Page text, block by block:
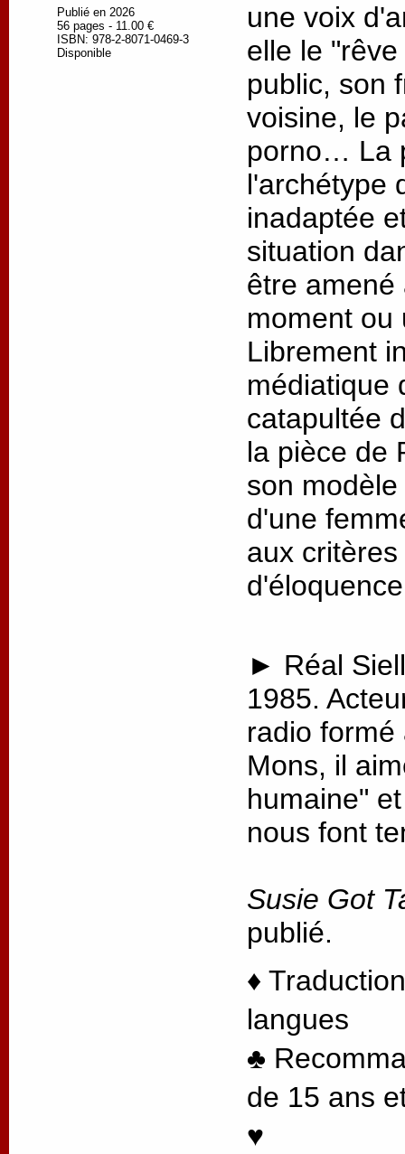
Publié en 2026
56 pages - 11.00 €
ISBN: 978-2-8071-0469-3
Disponible
une voix
elle le
public, son
voisine, le
porno… La
l'archétype
inadaptée
situation
être amené
moment ou
Librement
médiatique
catapultée
la pièce de
son
d'une
aux
► Réal
1985.
radio
Mons, il
humaine"
nous font
Susie Got
publié.
♦
langues
♣
de 15 ans
♥